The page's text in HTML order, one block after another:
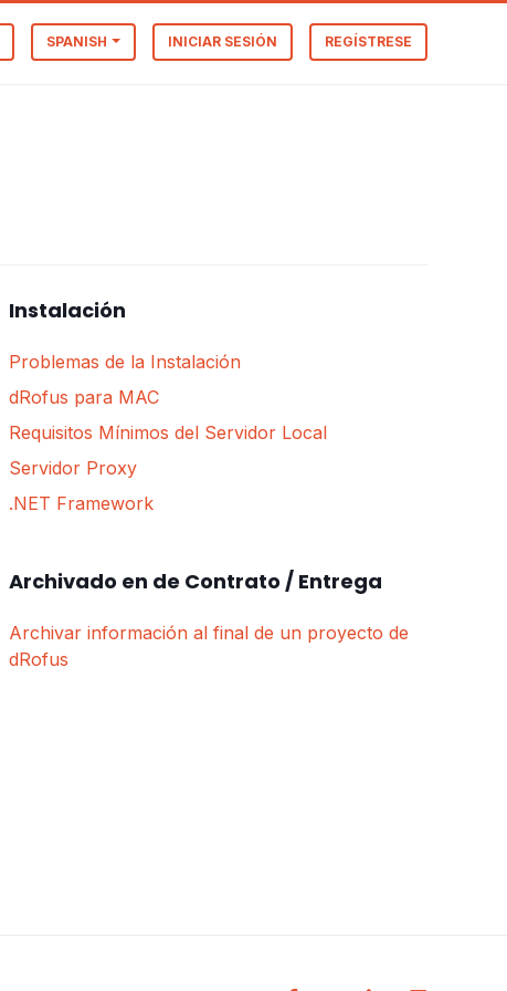
SPANISH INICIAR SESIÓN REGÍSTRESE
Instalación
Problemas de la Instalación
dRofus para MAC
Requisitos Mínimos del Servidor Local
Servidor Proxy
.NET Framework
Archivado en de Contrato / Entrega
Archivar información al final de un proyecto de
dRofus